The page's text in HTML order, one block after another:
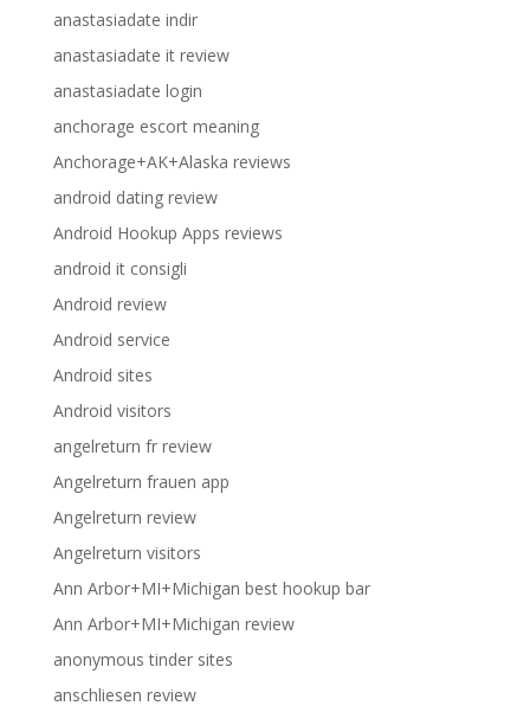
anastasiadate indir
anastasiadate it review
anastasiadate login
anchorage escort meaning
Anchorage+AK+Alaska reviews
android dating review
Android Hookup Apps reviews
android it consigli
Android review
Android service
Android sites
Android visitors
angelreturn fr review
Angelreturn frauen app
Angelreturn review
Angelreturn visitors
Ann Arbor+MI+Michigan best hookup bar
Ann Arbor+MI+Michigan review
anonymous tinder sites
anschliesen review